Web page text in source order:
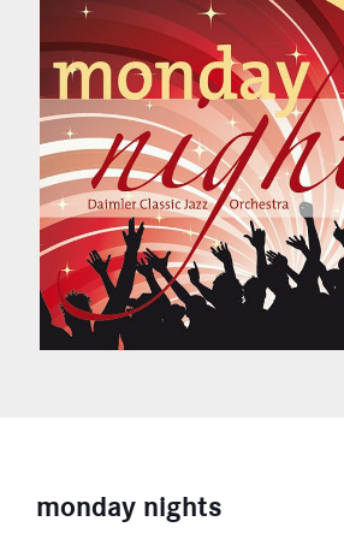
monday nights